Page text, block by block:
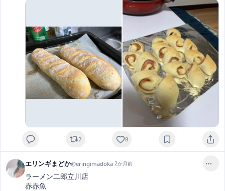
2 8
エリンギまどか@eringimadoka·2か月前
ラーメン二郎立川店
赤赤魚